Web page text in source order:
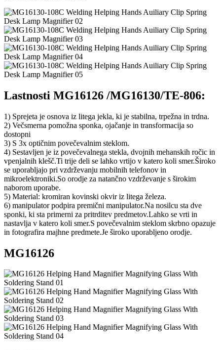
Lastnosti MG16126 /MG16130/TE-806:
1) Sprejeta je osnova iz litega jekla, ki je stabilna, trpežna in trdna.
2) Večsmerna pomožna sponka, ojačanje in transformacija so
dostopni
3) S 3x optičnim povečevalnim steklom.
4) Sestavljen je iz povečevalnega stekla, dvojnih mehanskih ročic in
vpenjalnih klešč.Ti trije deli se lahko vrtijo v katero koli smer.Široko
se uporabljajo pri vzdrževanju mobilnih telefonov in
mikroelektroniki.So orodje za natančno vzdrževanje s širokim
naborom uporabe.
5) Material: kromiran kovinski okvir iz litega železa.
6) manipulator podpira premični manipulator.Na nosilcu sta dve
sponki, ki sta primerni za pritrditev predmetov.Lahko se vrti in
nastavlja v katero koli smer.S povečevalnim steklom skrbno opazuje
in fotografira majhne predmete.Je široko uporabljeno orodje.
MG16126